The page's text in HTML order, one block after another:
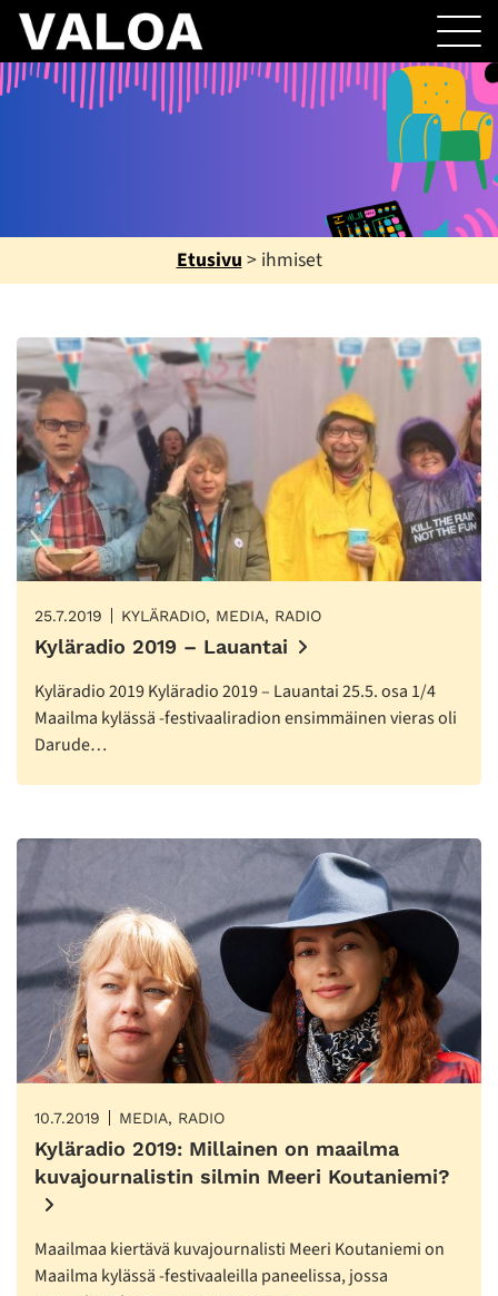
Etusivu > ihmiset
25.7.2019 KYLÄRADIO, MEDIA, RADIO
Kyläradio 2019 – Lauantai
Kyläradio 2019 Kyläradio 2019 – Lauantai 25.5. osa 1/4
Maailma kylässä -festivaaliradion ensimmäinen vieras oli
Darude…
10.7.2019 MEDIA, RADIO
Kyläradio 2019: Millainen on maailma
kuvajournalistin silmin Meeri Koutaniemi?
Maailmaa kiertävä kuvajournalisti Meeri Koutaniemi on
Maailma kylässä -festivaaleilla paneelissa, jossa